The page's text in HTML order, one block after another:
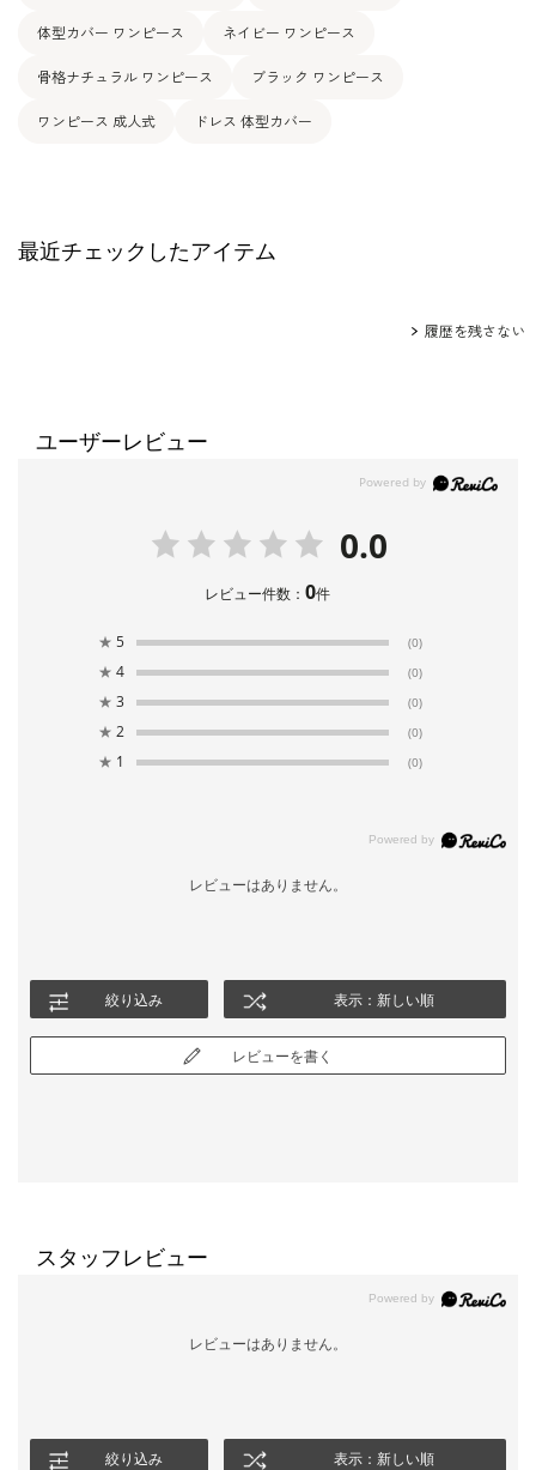
体型カバー ワンピース ネイビー ワンピース
骨格ナチュラル ワンピース ブラック ワンピース
ワンピース 成人式 ドレス 体型カバー
最近チェックしたアイテム
履歴を残さない
ユーザーレビュー
0.0
レビュー件数：0件
★ 5 (0)
★ 4 (0)
★ 3 (0)
★ 2 (0)
★ 1 (0)
レビューはありません。
絞り込み 表示：新しい順
レビューを書く
スタッフレビュー
レビューはありません。
絞り込み 表示：新しい順